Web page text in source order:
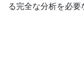
る完全な分析を必要